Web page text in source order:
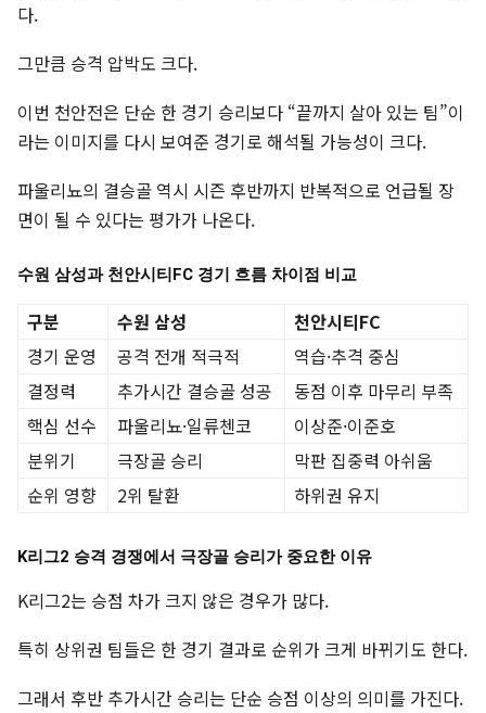
다.
그만큼 승격 압박도 크다.
이번 천안전은 단순 한 경기 승리보다 “끝까지 살아 있는 팀”이
라는 이미지를 다시 보여준 경기로 해석될 가능성이 크다.
파울리뇨의 결승골 역시 시즌 후반까지 반복적으로 언급될 장
면이 될 수 있다는 평가가 나온다.
수원 삼성과 천안시티FC 경기 흐름 차이점 비교
구분 수원 삼성
천안시티FC
경기 운영
공격 전개 적극적
역습·추격 중심
결정력
추가시간 결승골 성공
동점 이후 마무리 부족
핵심 선수
파울리뇨·일류첸코
이상준·이준호
분위기
극장골 승리
막판 집중력 아쉬움
순위 영향
2위 탈환 하위권 유지
K리그2 승격 경쟁에서 극장골 승리가 중요한 이유
K리그2는 승점 차가 크지 않은 경우가 많다.
특히 상위권 팀들은 한 경기 결과로 순위가 크게 바뀌기도 한다.
그래서 후반 추가시간 승리는 단순 승점 이상의 의미를 가진다.